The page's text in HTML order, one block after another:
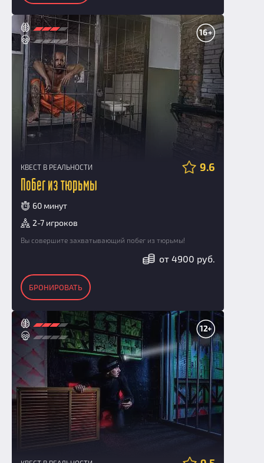
16+
КВЕСТ В РЕАЛЬНОСТИ 9.6
Побег из тюрьмы
60 минут
2-7 игроков
Вы совершите захватывающий побег из тюрьмы!
от 4900 руб.
БРОНИРОВАТЬ
12+